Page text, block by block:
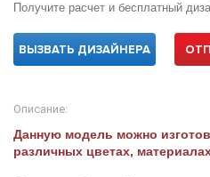
Получите расчет и бесплатный
ВЫЗВАТЬ ДИЗАЙНЕРА
Описание:
Данную модель можно
различных цветах,